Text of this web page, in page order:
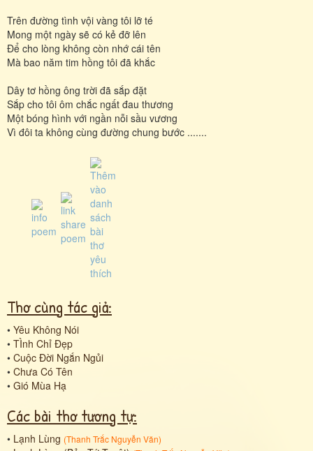
Trên đường tình vội vàng tôi lỡ té
Mong một ngày sẽ có kẻ đỡ lên
Để cho lòng không còn nhớ cái tên
Mà bao năm tim hồng tôi đã khắc
Dây tơ hồng ông trời đã sắp đặt
Sắp cho tôi ôm chắc ngất đau thương
Một bóng hình với ngần nỗi sầu vương
Vì đôi ta không cùng đường chung bước .......
Thơ cùng tác giả:
• Yêu Không Nói
• TÌnh Chỉ Đẹp
• Cuộc Đời Ngắn Ngủi
• Chưa Có Tên
• Gió Mùa Hạ
Các bài thơ tương tự:
• Lạnh Lùng (Thanh Trắc Nguyễn Văn)